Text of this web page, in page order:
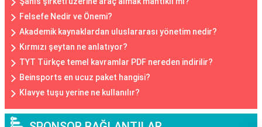
Felsefe Nedir ve Önemi?
Akademik kaynaklardan uluslararası yönetim nedir?
Kırmızı şeytan ne anlatıyor?
TYT Türkçe temel kavramlar PDF nereden indirilir?
Beinsports en ucuz paket hangisi?
Klavye tuşu yerine ne kullanılır?